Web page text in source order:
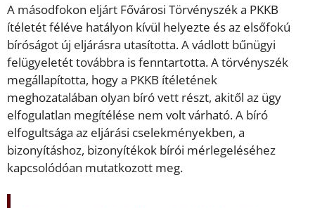
A másodfokon eljárt Fővárosi Törvényszék a PKKB
ítéletét féléve hatályon kívül helyezte és az elsőfokú
bíróságot új eljárásra utasította. A vádlott bűnügyi
felügyeletét továbbra is fenntartotta. A törvényszék
megállapította, hogy a PKKB ítéletének
meghozatalában olyan bíró vett részt, akitől az ügy
elfogulatlan megítélése nem volt várható. A bíró
elfogultsága az eljárási cselekményekben, a
bizonyításhoz, bizonyítékok bírói mérlegeléséhez
kapcsolódóan mutatkozott meg.